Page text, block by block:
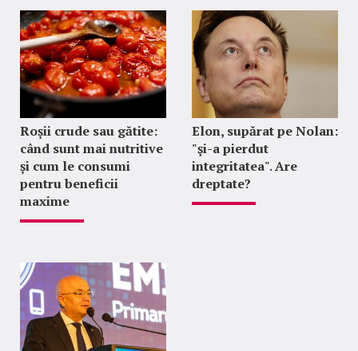
Roșii crude sau gătite:
când sunt mai nutritive
și cum le consumi
pentru beneficii
maxime
Elon, supărat pe Nolan:
"şi-a pierdut
integritatea". Are
dreptate?